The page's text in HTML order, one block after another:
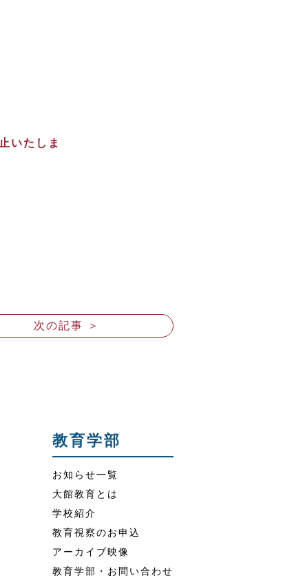
いたしま
次の記事 ＞
教育学部
お知らせ一覧
大館教育とは
学校紹介
教育視察のお申込
アーカイブ映像
教育学部・お問い合わせ